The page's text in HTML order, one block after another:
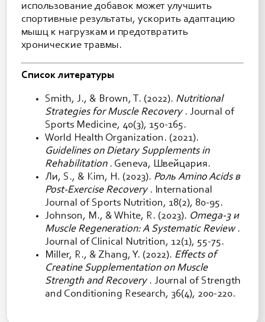
использование добавок может улучшить
спортивные результаты, ускорить адаптацию
мышц к нагрузкам и предотвратить
хронические травмы.
Список литературы
Smith, J., & Brown, T. (2022). Nutritional
Strategies for Muscle Recovery. Journal of
Sports Medicine, 40(3), 150-165.
World Health Organization. (2021).
Guidelines on Dietary Supplements in
Rehabilitation. Geneva, Швейцария.
Ли, S., & Kim, H. (2023). Роль Amino Acids в
Post-Exercise Recovery. International
Journal of Sports Nutrition, 18(2), 80-95.
Johnson, M., & White, R. (2023). Omega-3 и
Muscle Regeneration: A Systematic Review.
Journal of Clinical Nutrition, 12(1), 55-75.
Miller, R., & Zhang, Y. (2022). Effects of
Creatine Supplementation on Muscle
Strength and Recovery. Journal of Strength
and Conditioning Research, 36(4), 200-220.